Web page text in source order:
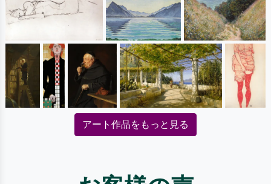
アート作品をもっと見る